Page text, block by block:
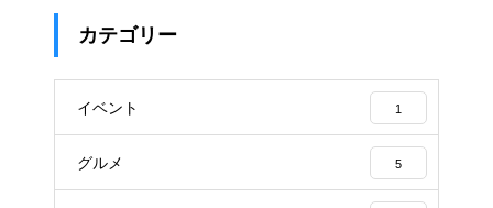
カテゴリー
イベント 1
グルメ 5